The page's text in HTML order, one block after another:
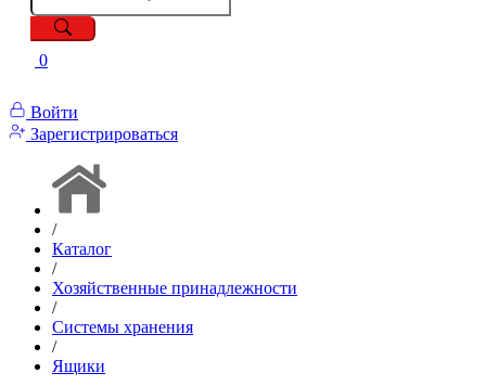
0
Войти
Зарегистрироваться
/
Каталог
/
Хозяйственные принадлежности
/
Системы хранения
/
Ящики